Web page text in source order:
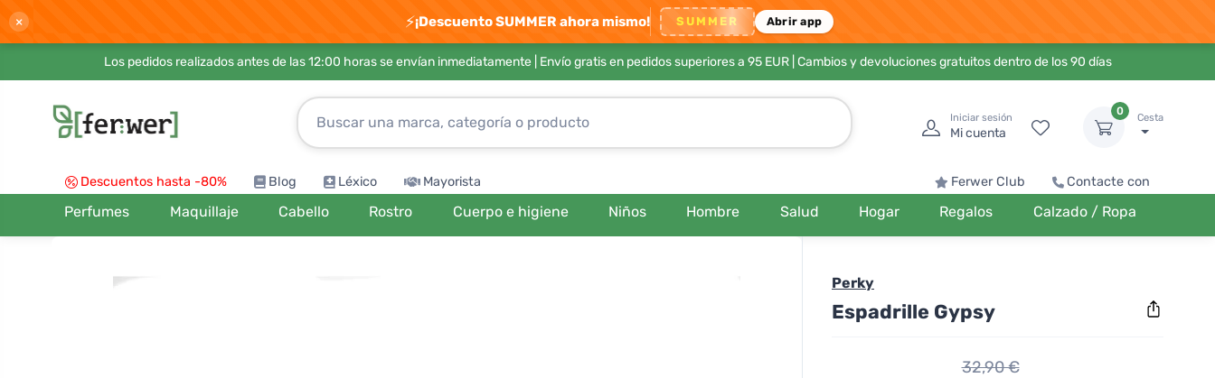
× ⚡¡Descuento SUMMER ahora mismo! SUMMER Abrir app
Los pedidos realizados antes de las 12:00 horas se envían inmediatamente | Envío gratis en pedidos superiores a 95 EUR| Cambios y devoluciones gratuitos dentro de los 90 días
Iniciar sesión
Mi cuenta
0
Cesta
Descuentos hasta -80% Blog Léxico Mayorista Ferwer Club Contacte con
Perfumes Maquillaje Cabello Rostro Cuerpo e higiene Niños Hombre Salud Hogar Regalos Calzado / Ropa
Perky
Espadrille Gypsy
32,90 €